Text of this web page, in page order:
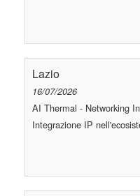
Lazio
16/07/2026
AI Thermal - Networking
Integrazione IP